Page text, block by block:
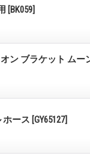
[BK059]
オン ブラケット ム
ホース [GY65127]